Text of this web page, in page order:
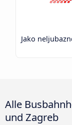
Jako
Alle
und Zagreb